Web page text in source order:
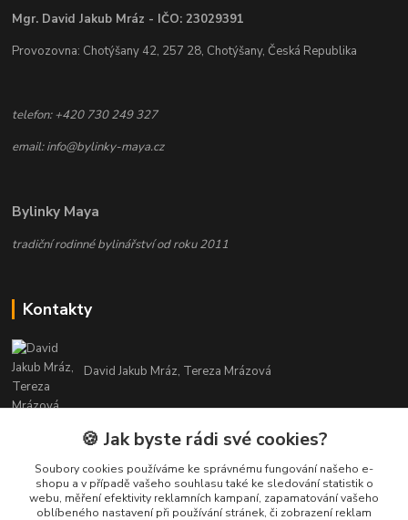
Mgr. David Jakub Mráz - IČO: 23029391
Provozovna: Chotýšany 42, 257 28, Chotýšany, Česká Republika
telefon: +420 730 249 327
email: info@bylinky-maya.cz
Bylinky Maya
tradiční rodinné bylinářství od roku 2011
Kontakty
David Jakub Mráz, Tereza Mrázová
info@bylinky-maya.cz
🍪 Jak byste rádi své cookies?
Soubory cookies používáme ke správnému fungování našeho e-
shopu a v případě vašeho souhlasu také ke sledování statistik o
webu, měření efektivity reklamních kampaní, zapamatování vašeho
oblíbeného nastavení při používání stránek, či zobrazení reklam